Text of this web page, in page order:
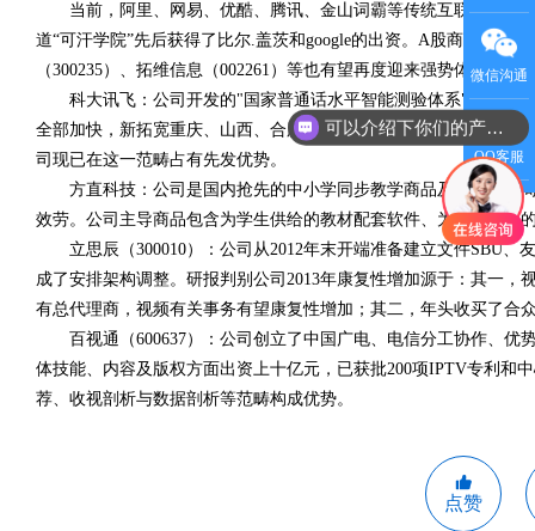
当前，阿里、网易、优酷、腾讯、金山词霸等传统互联网公司
道“可汗学院”先后获得了比尔.盖茨和google的出资。A股商场上的
（300235）、拓维信息（002261）等也有望再度迎来强势体现的时
科大讯飞：公司开发的"国家普通话水平智能测验体系"现已完成
全部加快，新拓宽重庆、山西、合肥、西宁、三明等地口考使用，
司现已在这一范畴占有先发优势。
方直科技：公司是国内抢先的中小学同步教学商品及效劳供给
效劳。公司主导商品包含为学生供给的教材配套软件、为老师供给
立思辰（300010）：公司从2012年末开端准备建立文件SBU、
成了安排架构调整。研报判别公司2013年康复性增加源于：其一
有总代理商，视频有关事务有望康复性增加；其二，年头收买了合
百视通（600637）：公司创立了中国广电、电信分工协作、优
体技能、内容及版权方面出资上十亿元，已获批200项IPTV专利和
荐、收视剖析与数据剖析等范畴构成优势。
点赞
微信沟通
QQ客服
可以介绍下你们的产品么